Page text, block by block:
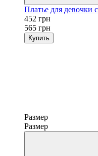
Платье для девочки
452 грн
565 грн
Купить
Размер
Размер